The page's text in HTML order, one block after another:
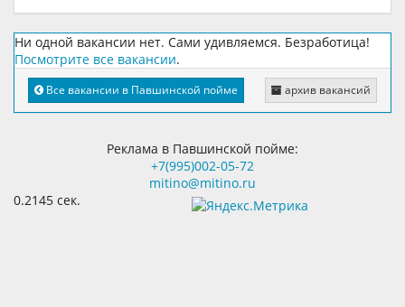
Ни одной вакансии нет. Сами удивляемся. Безработица!
Посмотрите все вакансии.
архив вакансий
Все вакансии в Павшинской пойме
Реклама в Павшинской пойме:
+7(995)002-05-72
mitino@mitino.ru
0.2145 сек.